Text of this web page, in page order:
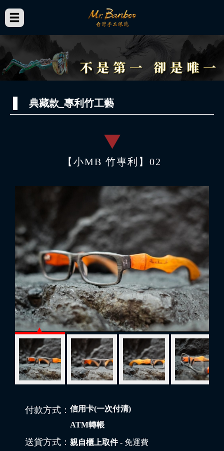
典藏款_專利竹工藝
【小MB 竹專利】02
付款方式： 信用卡(一次付清)
ATM轉帳
送貨方式： 親自櫃上取件- 免運費